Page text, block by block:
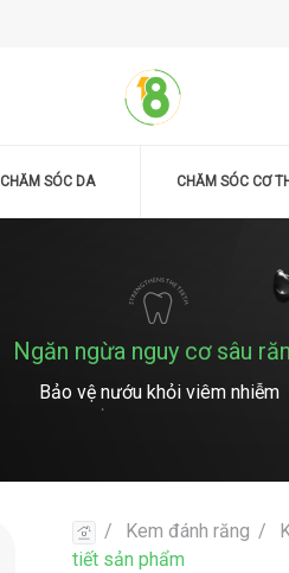
CHĂM SÓC DA CHĂM SÓC CƠ
Ngăn ngừa nguy cơ sâu
Bảo vệ nướu khỏi viêm nhiễm
Kem đánh răng
tiết sản phẩm